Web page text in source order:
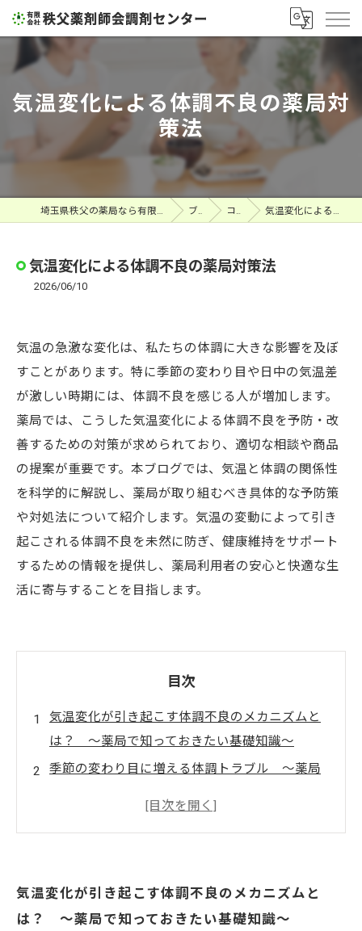
気温変化による体調不良の薬局対
策法
埼玉県秩父の薬局なら有限会社秩父薬剤師会調剤センター ブログ コラム 気温変化による体調不良の薬局対策法
気温変化による体調不良の薬局対策法
2026/06/10
気温の急激な変化は、私たちの体調に大きな影響を及ぼ
すことがあります。特に季節の変わり目や日中の気温差
が激しい時期には、体調不良を感じる人が増加します。
薬局では、こうした気温変化による体調不良を予防・改
善するための対策が求められており、適切な相談や商品
の提案が重要です。本ブログでは、気温と体調の関係性
を科学的に解説し、薬局が取り組むべき具体的な予防策
や対処法について紹介します。気温の変動によって引き
起こされる体調不良を未然に防ぎ、健康維持をサポート
するための情報を提供し、薬局利用者の安心と快適な生
活に寄与することを目指します。
目次
気温変化が引き起こす体調不良のメカニズムと
は？ ～薬局で知っておきたい基礎知識～
季節の変わり目に増える体調トラブル ～薬局
法 ～薬局での適切なアドバイスとは～
薬局が目指す気温変動による体調不良予防の未
気温変化が引き起こす体調不良のメカニズムと
は？ ～薬局で知っておきたい基礎知識～